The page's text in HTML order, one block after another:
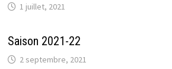
1 juillet, 2021
Saison 2021-22
2 septembre, 2021